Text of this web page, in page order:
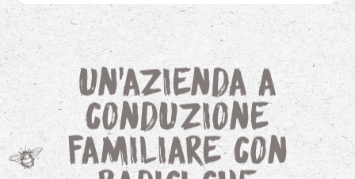
Un'azienda a
conduzione
familiare con